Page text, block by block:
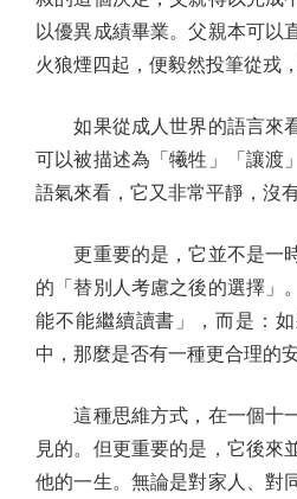
以優異成績畢業。父親本可以
火狼煙四起，便毅然投筆從戎
如果從成人世界的語言來
可以被描述為「犧牲」「讓渡
語氣來看，它又非常平靜，沒
更重要的是，它並不是一
的「替別人考慮之後的選擇」
能不能繼續讀書」，而是：
中，那麼是否有一種更合理的
這種思維方式，在一個十
見的。但更重要的是，它後來
他的一生。無論是對家人、對